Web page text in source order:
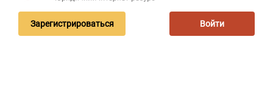
Зарегистрироваться Войти